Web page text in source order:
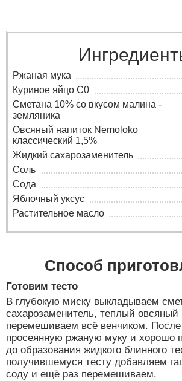
Ржаная мука
Куриное яйцо C0
Сметана 10% со вкусом малина -
земляника
Овсяный напиток Nemoloko
классический 1,5%
Жидкий сахарозаменитель
Соль
Сода
Яблочный уксус
Растительное масло
Способ
Готовим тесто
В глубокую миску выкладываем
сахарозаменитель, теплый овсяный
перемешиваем всё венчиком.
просеянную ржаную муку и хорошо
до образования жидкого блинного
получившемуся тесту добавляем
соду и ещё раз перемешиваем.